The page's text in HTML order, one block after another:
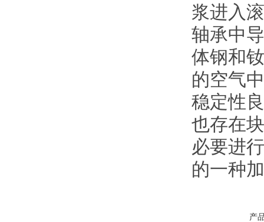
浆进入
轴承中
体钢和
的空气
稳定性
也存在
必要进
的一种
产